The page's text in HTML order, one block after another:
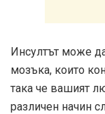
Инсултът може
мозъка, които
така че вашият
различен начин